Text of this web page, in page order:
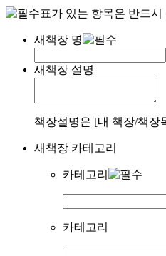
표가 있는 항목은 반드
새책장 명
새책장 설명
책장설명은 [내 책장/책장
새책장 카테고리
카테고리
카테고리